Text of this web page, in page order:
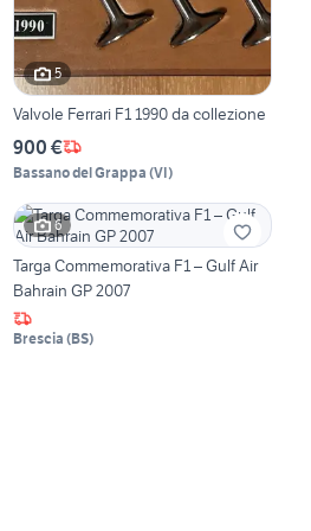
5
Valvole Ferrari F1 1990 da collezione
900 €
Bassano del Grappa (VI)
6
Targa Commemorativa F1 – Gulf Air
Bahrain GP 2007
Brescia (BS)